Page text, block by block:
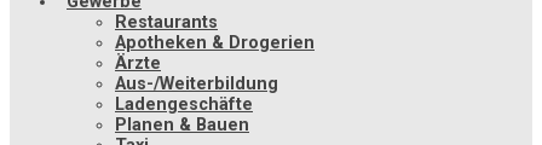
Restaurants
Apotheken & Drogerien
Ärzte
Aus-/Weiterbildung
Ladengeschäfte
Planen & Bauen